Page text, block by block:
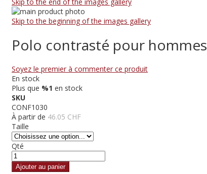
Skip to the beginning of the images gallery
Polo contrasté pour hommes
Soyez le premier à commenter ce produit
En stock
Plus que %1 en stock
SKU
CONF1030
À partir de 46.05 CHF
Taille
Qté
Ajouter au panier